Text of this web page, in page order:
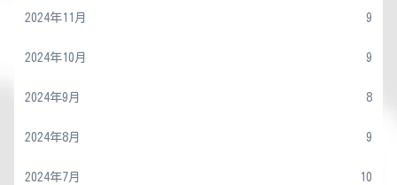
2024年11月 9
2024年10月 9
2024年9月 8
2024年8月 9
2024年7月 10